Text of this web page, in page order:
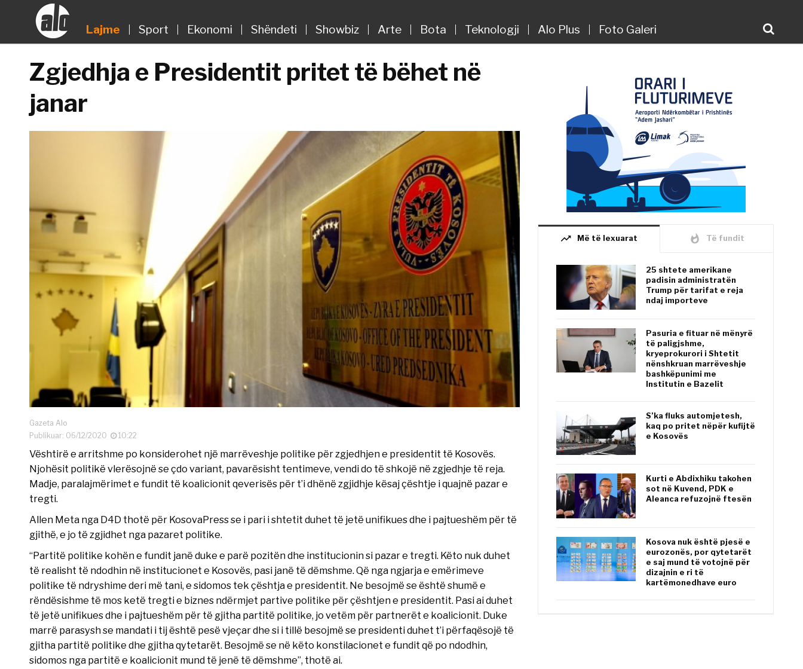
Lajme Sport Ekonomi Shëndeti Showbiz Arte Bota Teknologji Alo Plus Foto Galeri
Zgjedhja e Presidentit pritet të bëhet në
janar
Gazeta Alo
Publikuar: 06/12/2020
10:22
Vështirë e arritshme po konsiderohet një marrëveshje politike për zgjedhjen e presidentit të Kosovës.
Njohësit politikë vlerësojnë se çdo variant, pavarësisht tentimeve, vendi do të shkojë në zgjedhje të reja.
Madje, paralajmërimet e fundit të koalicionit qeverisës për t’i dhënë zgjidhje kësaj çështje i quajnë pazar e
tregti.
Allen Meta nga D4D thotë për KosovaPress se i pari i shtetit duhet të jetë unifikues dhe i pajtueshëm për të
gjithë, e jo të zgjidhet nga pazaret politike.
“Partitë politike kohën e fundit janë duke e parë pozitën dhe institucionin si pazar e tregti. Këto nuk duhet
të realisht të ndodhin në institucionet e Kosovës, pasi janë të dëmshme. Që nga ngjarja e emërimeve
politike të ndryshime deri më tani, e sidomos tek çështja e presidentit. Ne besojmë se është shumë e
rëndësishme të mos ketë tregti e biznes ndërmjet partive politike për çështjen e presidentit. Pasi ai duhet
të jetë unifikues dhe i pajtueshëm për të gjitha partitë politike, jo vetëm për partnerët e koalicionit. Duke
marrë parasysh se mandati i tij është pesë vjeçar dhe si i tillë besojmë se presidenti duhet t’i përfaqësojë të
gjitha partitë politike dhe gjitha qytetarët. Besojmë se në këto konstilacionet e fundit që po ndodhin,
sidomos nga partitë e koalicionit mund të jenë të dëmshme”, thotë ai.
trending_up Më të lexuarat whatshot Të fundit
25 shtete amerikane
padisin administratën
Trump për tarifat e reja
ndaj importeve
Pasuria e fituar në mënyrë
të paligjshme,
kryeprokurori i Shtetit
nënshkruan marrëveshje
bashkëpunimi me
Institutin e Bazelit
S’ka fluks automjetesh,
kaq po pritet nëpër kufijtë
e Kosovës
Kurti e Abdixhiku takohen
sot në Kuvend, PDK e
Aleanca refuzojnë ftesën
Kosova nuk është pjesë e
eurozonës, por qytetarët
e saj mund të votojnë për
dizajnin e ri të
kartëmonedhave euro